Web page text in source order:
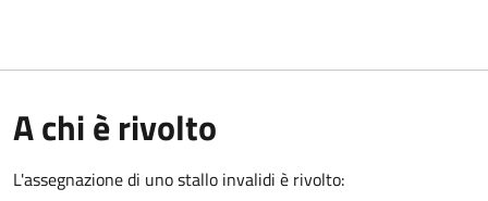
A chi è rivolto
L'assegnazione di uno stallo invalidi è rivolto: